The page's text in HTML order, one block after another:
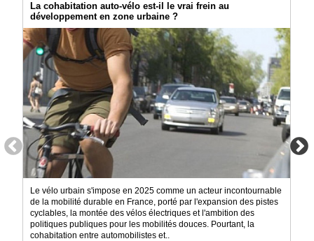
La cohabitation auto-vélo est-il le vrai frein au
développement en zone urbaine ?
Le vélo urbain s'impose en 2025 comme un acteur incontournable
de la mobilité durable en France, porté par l'expansion des pistes
cyclables, la montée des vélos électriques et l'ambition des
politiques publiques pour les mobilités douces. Pourtant, la
cohabitation entre automobilistes et..